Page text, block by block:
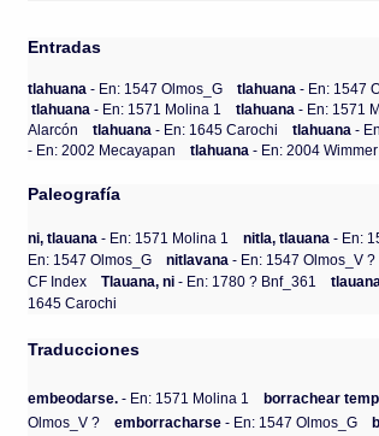
Entradas
tlahuana- En: 1547 Olmos_G tlahuana- En: 1547
tlahuana- En: 1571 Molina 1 tlahuana- En: 1571
Alarcón
tlahuana- En: 1645 Carochi tlahuana-
- En: 2002 Mecayapan
tlahuana- En: 2004 Wimmer
Paleografía
ni, tlauana - En: 1571 Molina 1 nitla, tlauana - En:
En: 1547 Olmos_G
nitlavana - En: 1547 Olmos_V ?
CF Index
Tlauana, ni - En: 1780 ? Bnf_361
1645 Carochi
Traducciones
embeodarse. - En: 1571 Molina 1 borrachear
Olmos_V ?
emborracharse - En: 1547 Olmos_G